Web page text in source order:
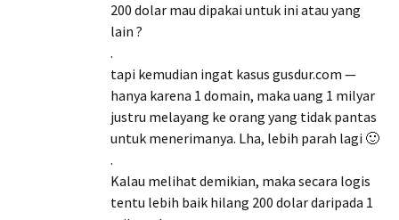
200 dolar mau dipakai untuk ini atau yang
lain ?
.
tapi kemudian ingat kasus gusdur.com —
hanya karena 1 domain, maka uang 1 milyar
justru melayang ke orang yang tidak pantas
untuk menerimanya. Lha, lebih parah lagi 🙂
.
Kalau melihat demikian, maka secara logis
tentu lebih baik hilang 200 dolar daripada 1